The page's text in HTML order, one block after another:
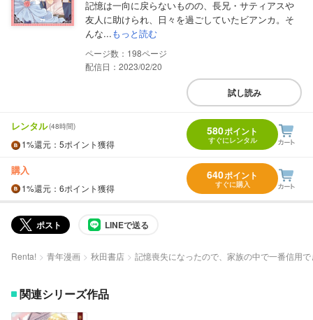
記憶は一向に戻らないものの、長兄・サティアスや
友人に助けられ、日々を過ごしていたビアンカ。そ
んな...もっと読む
198
配信日：2023/02/20
試し読み
レンタル(48時間)
1%還元 ：5ポイント獲得
580ポイント
すぐにレンタル
購入
1%還元 ：6ポイント獲得
640ポイント
すぐに購入
ポスト LINEで送る
Renta! 青年漫画 秋田書店 記憶喪失になったので、家族の中で一番信用
関連シリーズ作品